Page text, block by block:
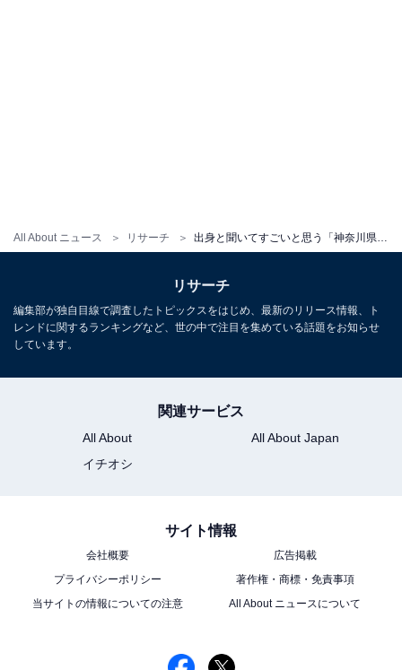
All About ニュース リサーチ
リサーチ
編集部が独自目線で調査したトピックスをはじめ、最新のリリース情報、ト
レンドに関するランキングなど、世の中で注目を集めている話題をお知らせ
しています。
関連サービス
All About
All About Japan
イチオシ
サイト情報
会社概要
広告掲載
プライバシーポリシー
著作権・商標・免責事項
当サイトの情報についての注意
All About ニュースについて